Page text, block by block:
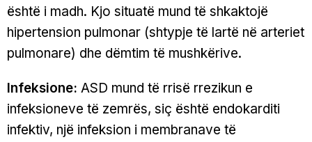
është i madh. Kjo situatë mund të shkaktojë
hipertension pulmonar (shtypje të lartë në arteriet
pulmonare) dhe dëmtim të mushkërive.
Infeksione: ASD mund të rrisë rrezikun e
infeksioneve të zemrës, siç është endokarditi
infektiv, një infeksion i membranave të